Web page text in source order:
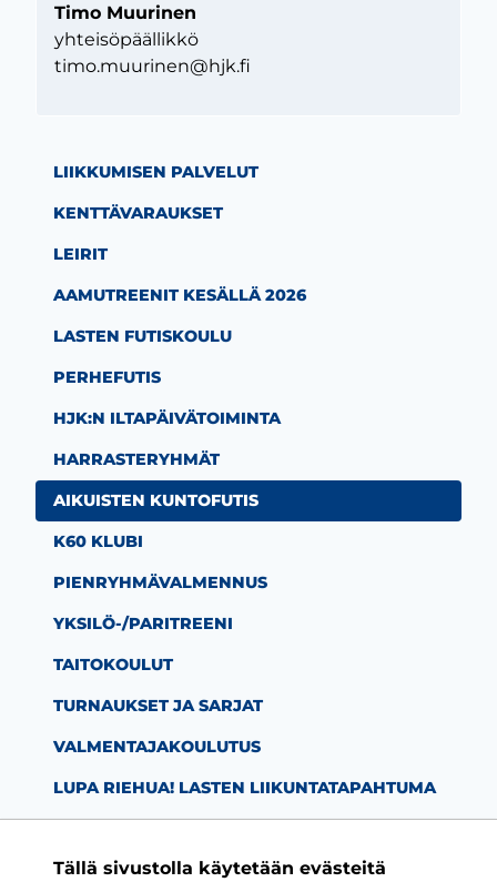
Tällä sivustolla käytetään evästeitä
LIIKKUMISEN PALVELUT
KENTTÄVARAUKSET
LEIRIT
AAMUTREENIT KESÄLLÄ 2026
LASTEN FUTISKOULU
PERHEFUTIS
HJK:N ILTAPÄIVÄTOIMINTA
HARRASTERYHMÄT
AIKUISTEN KUNTOFUTIS
K60 KLUBI
PIENRYHMÄVALMENNUS
YKSILÖ-/PARITREENI
TAITOKOULUT
TURNAUKSET JA SARJAT
VALMENTAJAKOULUTUS
LUPA RIEHUA! LASTEN LIIKUNTATAPAHTUMA
Timo Muurinen
yhteisöpäällikkö
timo.muurinen@hjk.fi